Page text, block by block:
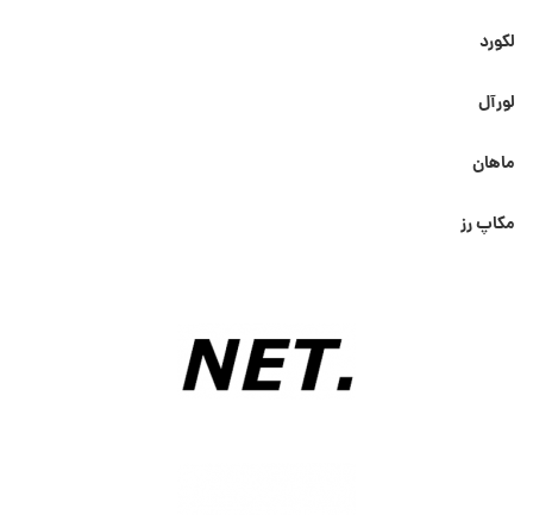
لکورد
لورآل
ماهان
مکاپ رز